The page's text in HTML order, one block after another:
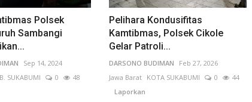
Polsek
Sambangi
Sep 14, 2024
SUKABUMI 0
48
Pelihara Kondusifitas
Kamtibmas, Polsek Cikole
Gelar Patroli...
DARSONO BUDIMAN
Feb 27, 2026
Jawa Barat
KOTA SUKABUMI 0
44
Laporkan